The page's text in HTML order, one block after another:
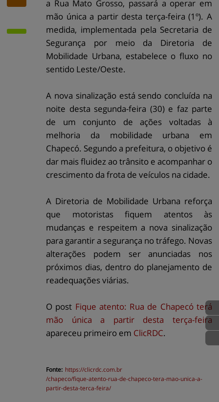
a Rua Mato Grosso, passará a operar em
mão única a partir desta terça-feira (1º). A
medida, implementada pela Secretaria de
Segurança por meio da Diretoria de
Mobilidade Urbana, estabelece o fluxo no
sentido Leste/Oeste.
A nova sinalização está sendo concluída na
noite desta segunda-feira (30) e faz parte
de um conjunto de ações voltadas à
melhoria da mobilidade urbana em
Chapecó. Segundo a prefeitura, o objetivo é
dar mais fluidez ao trânsito e acompanhar o
crescimento da frota de veículos na cidade.
A Diretoria de Mobilidade Urbana reforça
que motoristas fiquem atentos às
mudanças e respeitem a nova sinalização
para garantir a segurança no tráfego. Novas
alterações podem ser anunciadas nos
próximos dias, dentro do planejamento de
readequações viárias.
O post Fique atento: Rua de Chapecó terá
mão única a partir desta terça-feira
apareceu primeiro em ClicRDC.
Fonte: https://clicrdc.com.br
/chapeco/fique-atento-rua-de-chapeco-tera-mao-unica-a-
partir-desta-terca-feira/